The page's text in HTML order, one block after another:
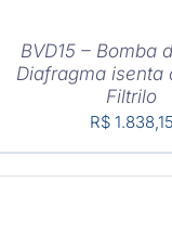
BVD15 – Bomba
Diafragma isenta
Filtrilo
R$1.838,15